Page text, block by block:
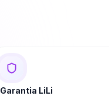
Garantia LiLi